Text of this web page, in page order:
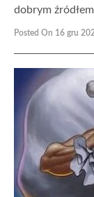
dobrym
Posted On 16 gru